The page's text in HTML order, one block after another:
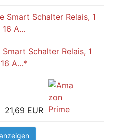
Schalter Relais, 1
A...*
21,69 EUR